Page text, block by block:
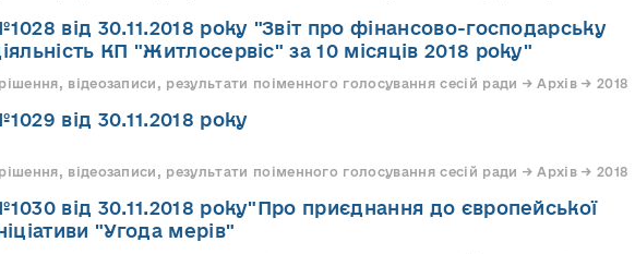
від 30.11.2018 року "Звіт про фінансово-господарську
КП "Житлосервіс" за 10 місяців 2018 року"
відеозаписи, результати поіменного голосування сесій ради → Архів → 2018
від 30.11.2018 року
відеозаписи, результати поіменного голосування сесій ради → Архів → 2018
від 30.11.2018 року"Про приєднання до європейської
"Угода мерів"